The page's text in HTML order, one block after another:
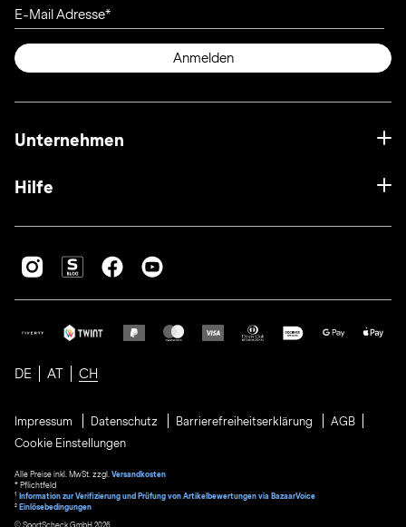
E-Mail Adresse
Anmelden
Unternehmen
Hilfe
DE AT CH
Impressum Datenschutz Barrierefreiheitserklärung
AGB
Cookie Einstellungen
Alle Preise inkl. MwSt. zzgl. Versandkosten
* Pflichtfeld
1
Information zur Verifizierung und Prüfung von Artikelbewertungen via BazaarVoice
² Einlösebedingungen
© SportScheck GmbH 2026